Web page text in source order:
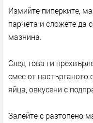
Измийте пиперките,
парчета и сложете да
мазнина.
След това ги
смес от настърганото
яйца, овкусени с
Залейте с разтопено